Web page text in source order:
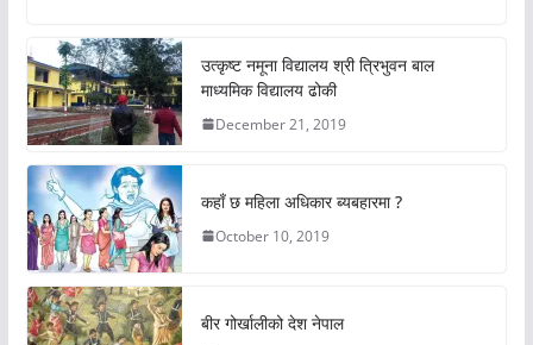
उत्कृष्ट नमूना विद्यालय श्री त्रिभुवन बाल
माध्यमिक विद्यालय ढोकी
December 21, 2019
कहाँ छ महिला अधिकार ब्यबहारमा ?
October 10, 2019
बीर गोर्खालीको देश नेपाल